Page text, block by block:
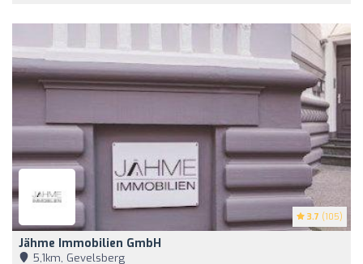
3.7 (105)
Jähme Immobilien GmbH
5,1km, Gevelsberg